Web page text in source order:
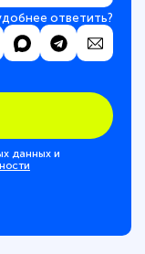
ответить?
данных и